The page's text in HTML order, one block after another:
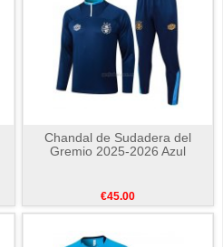
Chandal de Sudadera del
Gremio 2025-2026 Azul
€45.00